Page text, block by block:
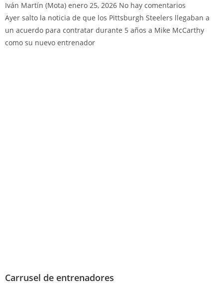
Iván Martín (Mota) enero 25, 2026 No hay comentarios
Ayer salto la noticia de que los Pittsburgh Steelers llegaban a
un acuerdo para contratar durante 5 años a Mike McCarthy
como su nuevo entrenador
Carrusel de entrenadores